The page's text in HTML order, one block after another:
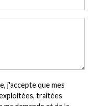
j'accepte que mes
traitées